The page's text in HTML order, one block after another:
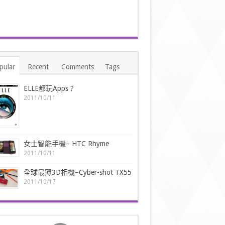
Recent Comments Tags
ELLE都玩Apps ?
2011/10/11
女士智能手機– HTC Rhyme
2011/10/11
全球最薄3D相機–Cyber-shot TX55
2011/10/17